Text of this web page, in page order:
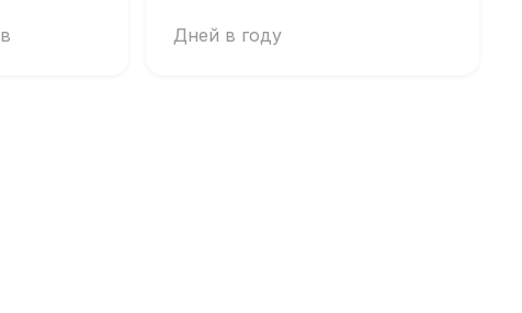
Дней в году